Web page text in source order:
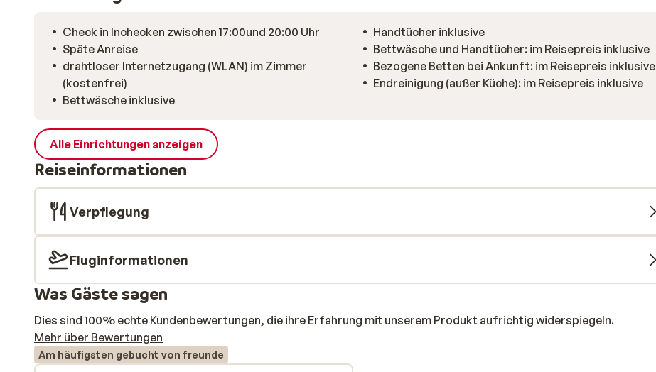
Check in Inchecken zwischen 17:00und 20:00 Uhr
Späte Anreise
drahtloser Internetzugang (WLAN) im Zimmer
(kostenfrei)
Bettwäsche inklusive
Handtücher inklusive
Bettwäsche und Handtücher: im Reisepreis inklusive
Bezogene Betten bei Ankunft: im Reisepreis inklusive
Endreinigung (außer Küche): im Reisepreis inklusive
Alle Einrichtungen anzeigen
Reiseinformationen
Verpflegung
Fluginformationen
Was Gäste sagen
Dies sind 100% echte Kundenbewertungen, die ihre Erfahrung mit unserem Produkt aufrichtig widerspiegeln.
Mehr über Bewertungen
Am häufigsten gebucht von freunde